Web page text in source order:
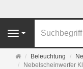
Navigation
Startseite
Beleuchtung
Nebelscheinwerfer